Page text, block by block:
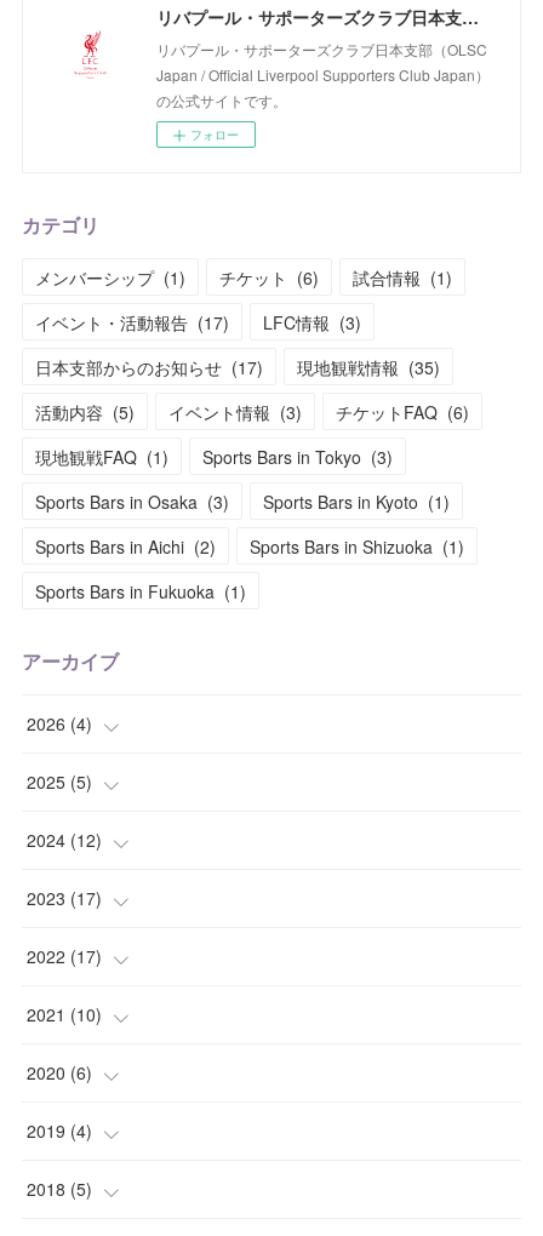
リバプール・サポーターズクラブ日本支部（OLSC Japan / Official Liverpool Supporters Club Japan）
リバプール・サポーターズクラブ日本支部（OLSC
Japan / Official Liverpool Supporters Club Japan）
の公式サイトです。
フォロー
カテゴリ
メンバーシップ (1) チケット (6) 試合情報 (1)
イベント・活動報告 (17) LFC情報 (3)
日本支部からのお知らせ (17) 現地観戦情報 (35)
活動内容 (5) イベント情報 (3) チケットFAQ (6)
現地観戦FAQ (1) Sports Bars in Tokyo (3)
Sports Bars in Osaka (3) Sports Bars in Kyoto (1)
Sports Bars in Aichi (2) Sports Bars in Shizuoka (1)
Sports Bars in Fukuoka (1)
アーカイブ
2026 (4)
(2
(2)
2025 (5)
(1)
(1)
(1)
( 1)
(1
2024 (12)
(2)
(1)
(3)
(2
(2
2023 (17)
(4)
(1)
(1
(3
(4
2022 (17)
(2)
(3
(1
(9
2021 (10)
(1
(2
(1
2020 (6)
(5
(1
2019 (4)
(1
2018 (5)